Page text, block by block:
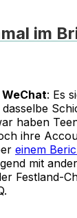
im
: Es
haben
ihre
einem
mit
Festland-